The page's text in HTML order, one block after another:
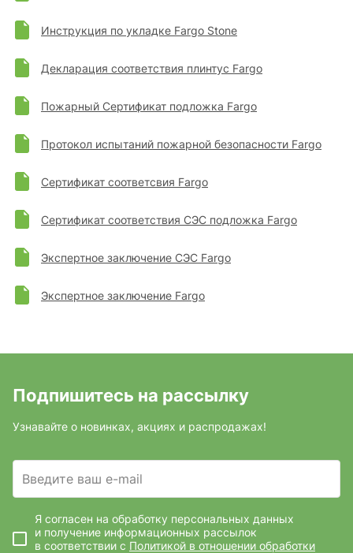
Инструкция по укладке Fargo Stone
Декларация соответствия плинтус Fargo
Пожарный Сертификат подложка Fargo
Протокол испытаний пожарной безопасности Fargo
Сертификат соответсвия Fargo
Сертификат соответствия СЭС подложка Fargo
Экспертное заключение СЭС Fargo
Экспертное заключение Fargo
Подпишитесь на рассылку
Узнавайте о новинках, акциях и распродажах!
Введите ваш e-mail
Я согласен на обработку персональных данных
и получение информационных рассылок
в соответствии с Политикой в отношении обработки